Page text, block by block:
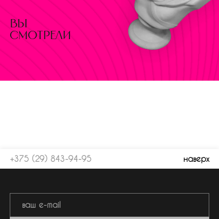
вы
смотрели
+375 (29) 843-94-95 наверх